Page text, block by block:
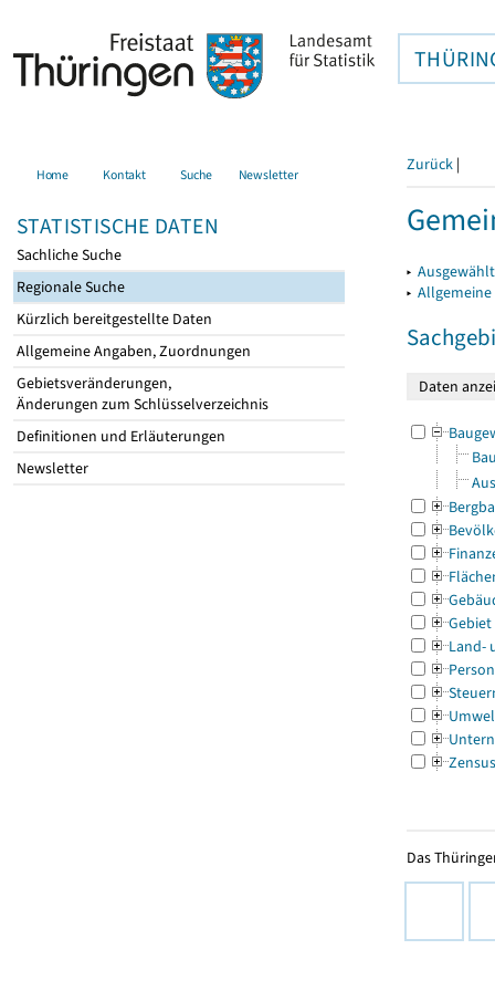
Home Kontakt Suche Newsletter
STATISTISCHE DATEN
Sachliche Suche
Regionale Suche
Kürzlich bereitgestellte Daten
Allgemeine Angaben, Zuordnungen
Gebietsveränderungen,
Änderungen zum Schlüsselverzeichnis
Definitionen und Erläuterungen
Newsletter
Zurück |
▸
▸
Gebiet
Land-
Zensus
Das